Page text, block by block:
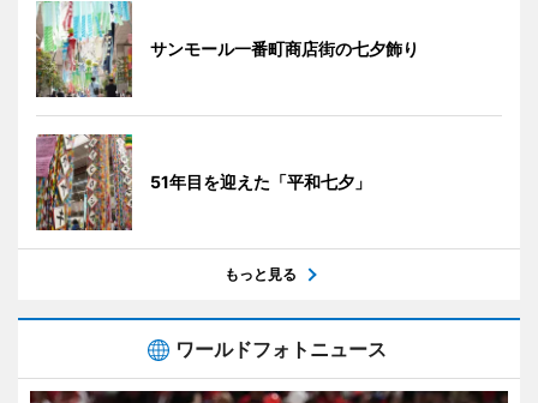
サンモール一番町商店街の七夕飾り
51年目を迎えた「平和七夕」
もっと見る
ワールドフォトニュース